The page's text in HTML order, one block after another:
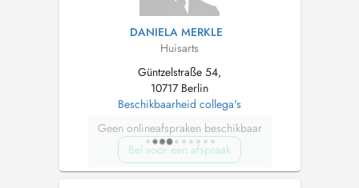
DANIELA MERKLE
Huisarts
Güntzelstraße 54,
10717 Berlin
Beschikbaarheid collega's
Geen onlineafspraken beschikbaar
Bel voor een afspraak